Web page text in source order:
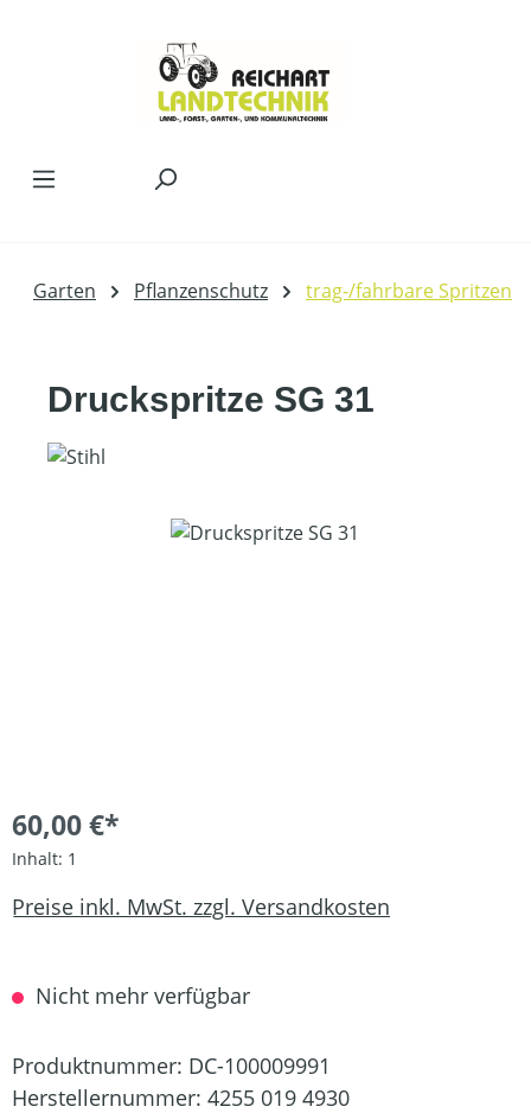
Garten Pflanzenschutz trag-/fahrbare Spritzen
Druckspritze SG 31
Bildergalerie überspringen
60,00 €*
Inhalt: 1
Preise inkl. MwSt. zzgl. Versandkosten
Nicht mehr verfügbar
Produktnummer: DC-100009991
Herstellernummer: 4255 019 4930